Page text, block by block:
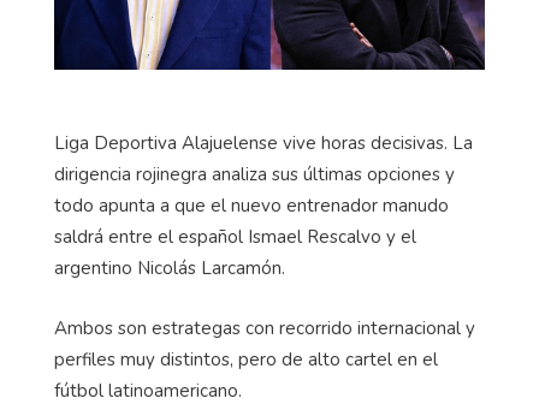
Liga Deportiva Alajuelense vive horas decisivas. La
dirigencia rojinegra analiza sus últimas opciones y
todo apunta a que el nuevo entrenador manudo
saldrá entre el español Ismael Rescalvo y el
argentino Nicolás Larcamón.
Ambos son estrategas con recorrido internacional y
perfiles muy distintos, pero de alto cartel en el
fútbol latinoamericano.